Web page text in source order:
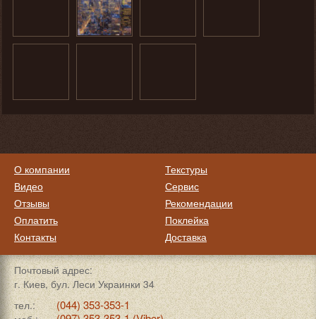
О компании
Видео
Отзывы
Оплатить
Контакты
Текстуры
Сервис
Рекомендации
Поклейка
Доставка
Почтовый адрес:
г. Киев, бул. Леси Украинки 34
тел.:
(044) 353-353-1